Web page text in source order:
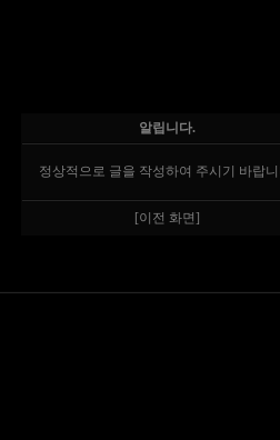
알립니다.
정상적으로 글을 작성하여 주시기 바랍
[이전 화면]